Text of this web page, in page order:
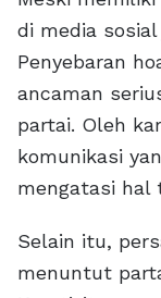
di media
Penyebaran
ancaman
partai. Oleh
komunikasi
mengatasi hal
Selain itu,
menuntut